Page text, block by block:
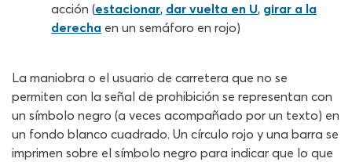
acción (estacionar, dar vuelta en U, girar a la
derecha en un semáforo en rojo)
La maniobra o el usuario de carretera que no se
permiten con la señal de prohibición se representan con
un símbolo negro (a veces acompañado por un texto) en
un fondo blanco cuadrado. Un círculo rojo y una barra se
imprimen sobre el símbolo negro para indicar que lo que